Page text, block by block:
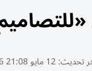
تحديث:12 مايو 21:08 2026